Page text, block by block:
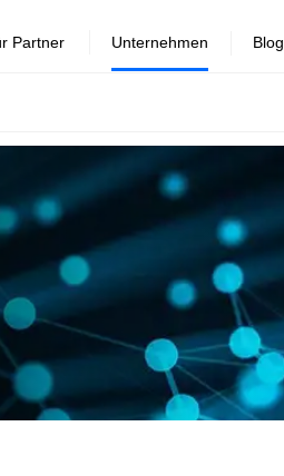
Partner Unternehmen Blog